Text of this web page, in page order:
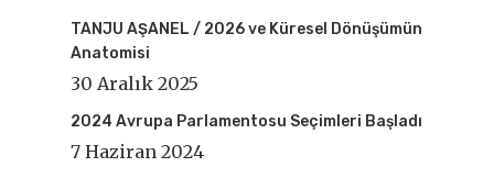
TANJU AŞANEL / 2026 ve Küresel Dönüşümün
Anatomisi
30 Aralık 2025
2024 Avrupa Parlamentosu Seçimleri Başladı
7 Haziran 2024